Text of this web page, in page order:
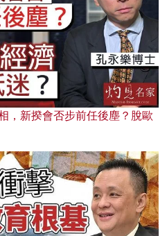
，新揆會否步前任後塵？脫歐